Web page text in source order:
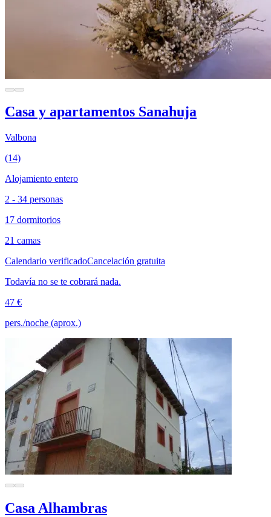
Casa y apartamentos Sanahuja
Valbona
(14)
Alojamiento entero
2 - 34 personas
17 dormitorios
21 camas
Calendario verificadoCancelación gratuita
Todavía no se te cobrará nada.
47 €
pers./noche (aprox.)
Casa Alhambras